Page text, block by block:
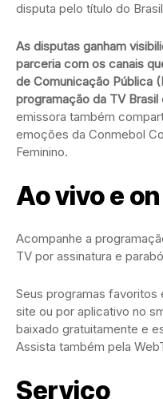
disputa pelo título do
As disputas ganham
parceria com os canais
de Comunicação Pública
programação da TV
emissora também
emoções da Conmebol
Feminino.
Ao vivo e
Acompanhe a
TV por assinatura e
Seus programas favoritos
site ou por aplicativo no
baixado gratuitamente e
Assista também pela
Serviço